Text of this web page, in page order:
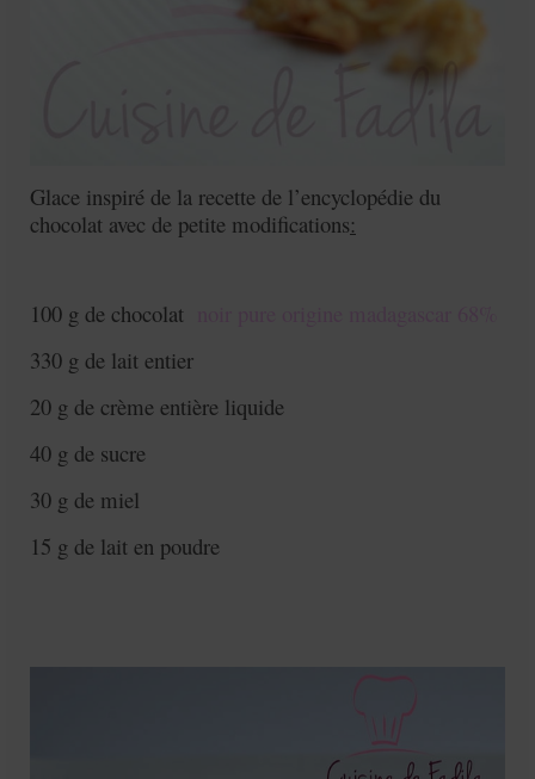
Glace inspiré de la recette de l’encyclopédie du
chocolat avec de petite modifications:
100 g de chocolat
330 g de lait entier
20 g de crème entière liquide
40 g de sucre
30 g de miel
15 g de lait en poudre